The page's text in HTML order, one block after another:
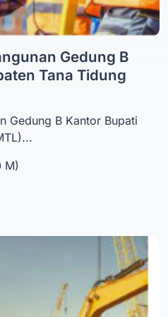
Gedung B
Tana Tidung
Gedung B Kantor Bupati
M)